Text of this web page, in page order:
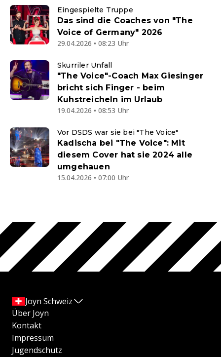
Eingespielte Truppe
Das sind die Coaches von "The
Voice of Germany" 2026
29.04.2026 • 08:23 Uhr
Skurriler Unfall
"The Voice"-Coach Max Giesinger
bricht sich Finger - beim
Kuhstreicheln im Urlaub
19.04.2026 • 08:53 Uhr
Vor DSDS war sie bei "The Voice"
Kadischa bei "The Voice": Mit
diesem Cover hat sie 2024 alle
umgehauen
15.04.2026 • 07:00 Uhr
Joyn Schweiz
Über Joyn
Kontakt
Impressum
Jugendschutz